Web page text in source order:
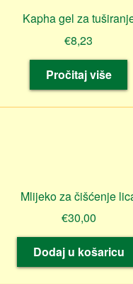
Kapha gel za
€8,23
Pročitaj više
Mlijeko za čišćenje
€30,00
Dodaj u košaricu